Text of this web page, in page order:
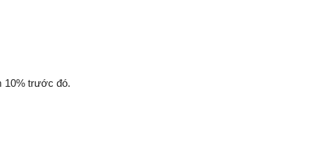
10% trước đó.